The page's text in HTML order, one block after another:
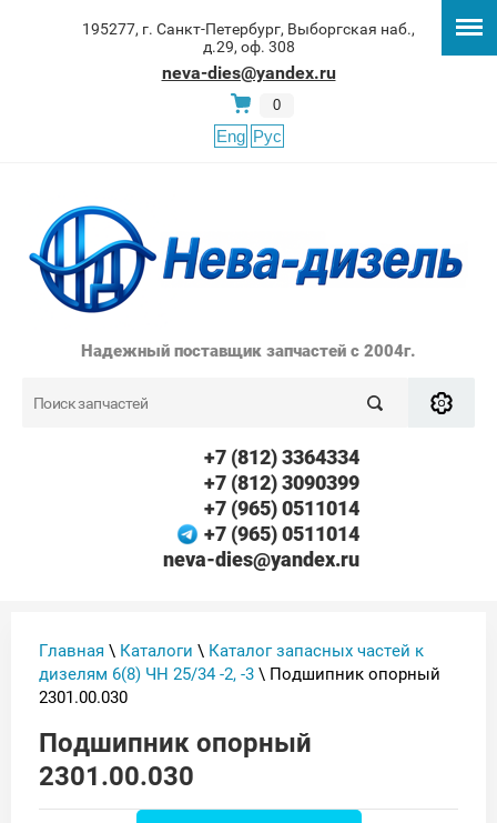
195277, г. Санкт-Петербург, Выборгская наб.,
д.29, оф. 308
neva-dies@yandex.ru
0
Eng Рус
Надежный поставщик запчастей с 2004г.
+7 (812) 3364334
+7 (812) 3090399
+7 (965) 0511014
+7 (965) 0511014
neva-dies@yandex.ru
Главная \ Каталоги \ Каталог запасных частей к
дизелям 6(8) ЧН 25/34 -2, -3 \ Подшипник опорный
2301.00.030
Подшипник опорный
2301.00.030